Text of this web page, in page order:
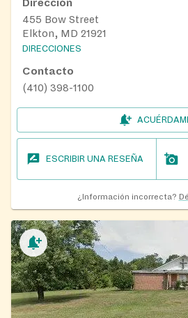
Dirección
455 Bow Street
Elkton, MD 21921
DIRECCIONES
Contacto
(410) 398-1100
ESCRIBIR UNA RESEÑA
¿Información incorrecta?